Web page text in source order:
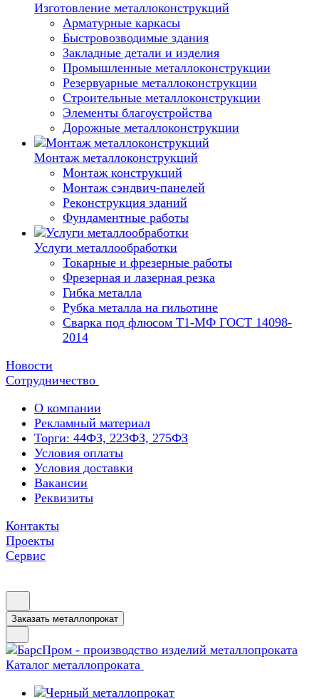
Изготовление металлоконструкций
Арматурные каркасы
Быстровозводимые здания
Закладные детали и изделия
Промышленные металлоконструкции
Резервуарные металлоконструкции
Строительные металлоконструкции
Элементы благоустройства
Дорожные металлоконструкции
Монтаж металлоконструкций
Монтаж конструкций
Монтаж сэндвич-панелей
Реконструкция зданий
Фундаментные работы
Услуги металлообработки
Токарные и фрезерные работы
Фрезерная и лазерная резка
Гибка металла
Рубка металла на гильотине
Сварка под флюсом Т1-МФ ГОСТ 14098-
2014
Новости
Сотрудничество
О компании
Рекламный материал
Торги: 44ФЗ, 223ФЗ, 275ФЗ
Условия оплаты
Условия доставки
Вакансии
Реквизиты
Контакты
Проекты
Сервис
Заказать металлопрокат
Каталог металлопроката